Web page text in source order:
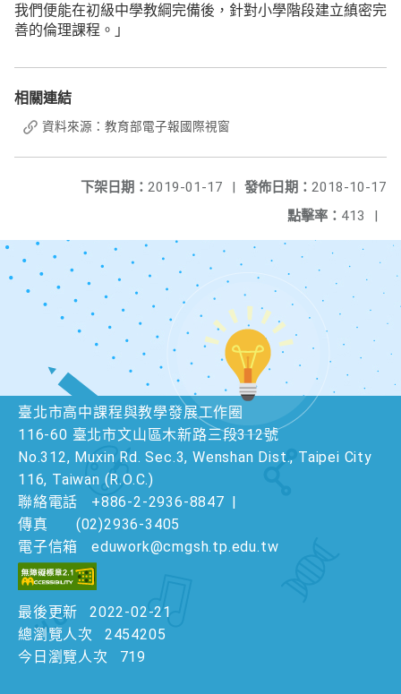
我們便能在初級中學教綱完備後，針對小學階段建立縝密完
善的倫理課程。」
相關連結
資料來源：教育部電子報國際視窗
發佈日期： 2018-10-17
下架日期： 2019-01-17
|
點擊率： 413 |
臺北市高中課程與教學發展工作圈
116-60 臺北市文山區木新路三段312號
No.312, Muxin Rd. Sec.3, Wenshan Dist., Taipei City
116, Taiwan (R.O.C.)
聯絡電話
+886-2-2936-8847 |
傳真
(02)2936-3405
電子信箱
eduwork@cmgsh.tp.edu.tw
最後更新
2022-02-21
總瀏覽人次
2454205
今日瀏覽人次
719